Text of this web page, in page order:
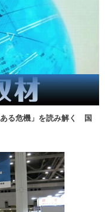
ある危機」を読み解く 国